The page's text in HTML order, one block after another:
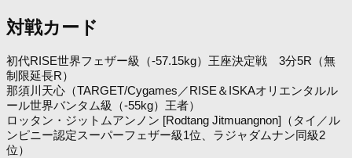
対戦カード
初代RISE世界フェザー級（-57.15kg）王座決定戦 3分5R（無
制限延長R）
那須川天心（TARGET/Cygames／RISE＆ISKAオリエンタルル
ール世界バンタム級（-55kg）王者）
ロッタン・ジットムアンノン [Rodtang Jitmuangnon]（タイ／ル
ンピニー認定スーパーフェザー級1位、ラジャダムナン同級2
位）